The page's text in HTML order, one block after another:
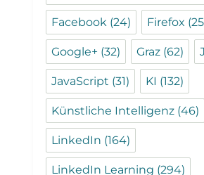
Facebook (24) Firefox
Google+ (32) Graz (62)
JavaScript (31) KI (132)
Künstliche Intelligenz (46)
LinkedIn (164)
LinkedIn Learning (294)